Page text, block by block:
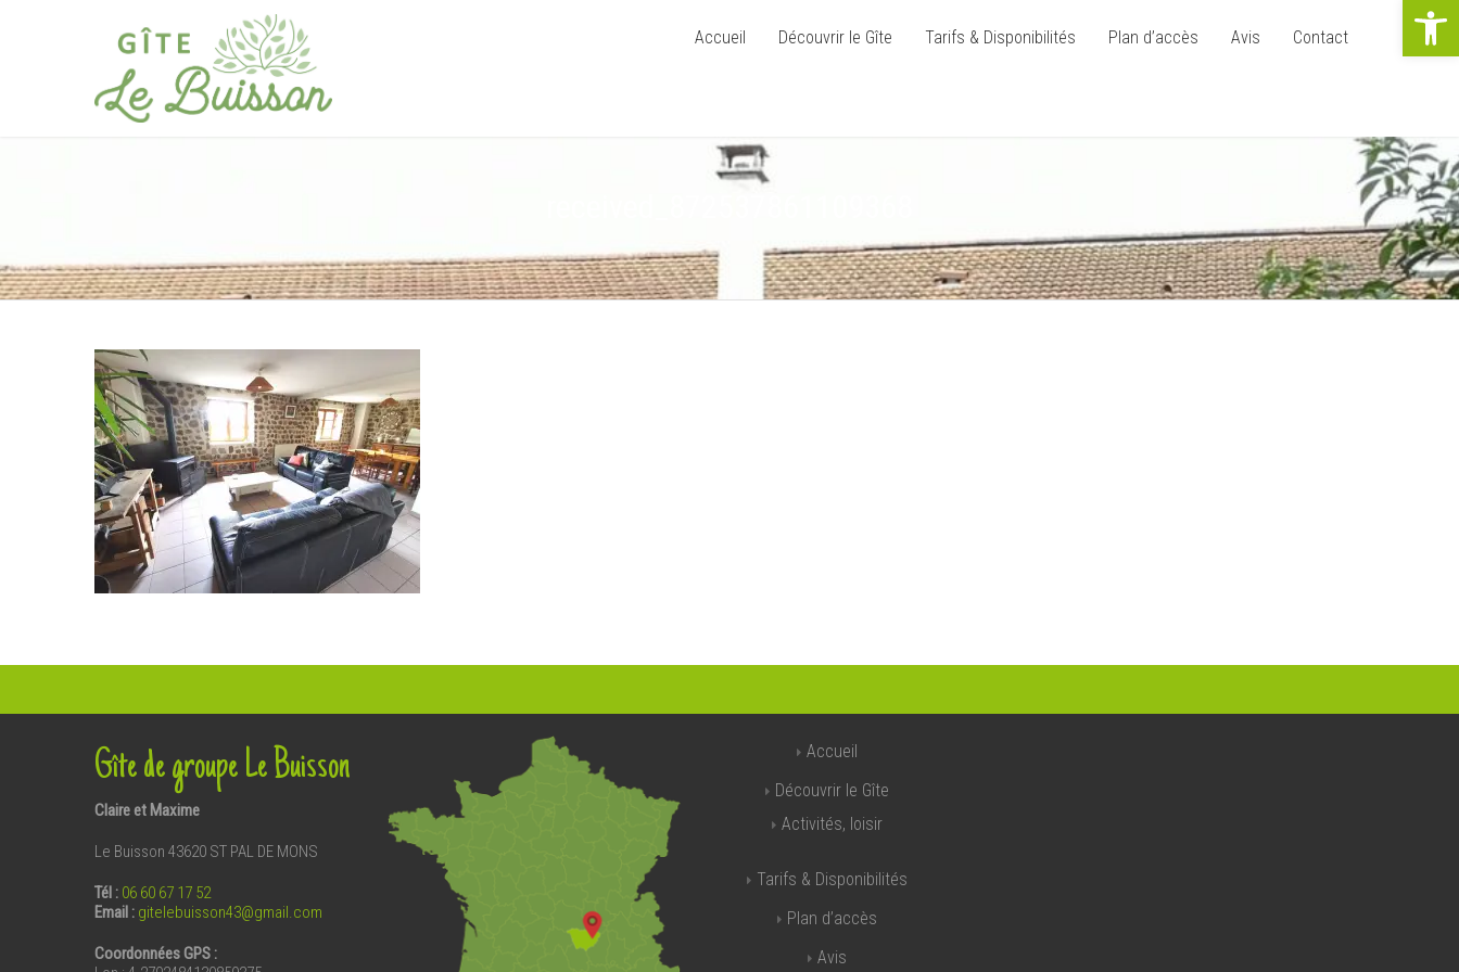
Ouvrir la
Accueil Découvrir le Gîte Tarifs & Disponibilités Plan d’accès Avis Contact
Gîte de groupe Le Buisson
Claire et Maxime
Le Buisson 43620 ST PAL DE MONS
Tél : 06 60 67 17 52
Email : gitelebuisson43@gmail.com
Coordonnées GPS :
Accueil
Découvrir le Gîte
Activités, loisir
Tarifs & Disponibilités
Plan d’accès
Avis